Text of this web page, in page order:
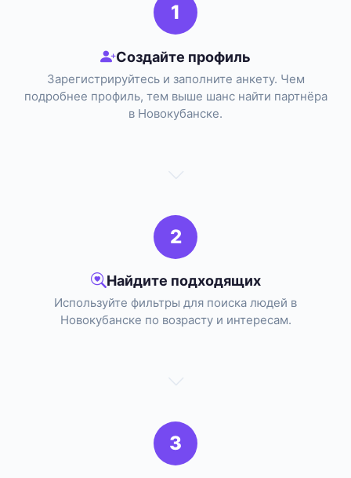
1
Создайте профиль
Зарегистрируйтесь и заполните анкету. Чем
подробнее профиль, тем выше шанс найти партнёра
в Новокубанске.
2
Найдите подходящих
Используйте фильтры для поиска людей в
Новокубанске по возрасту и интересам.
3